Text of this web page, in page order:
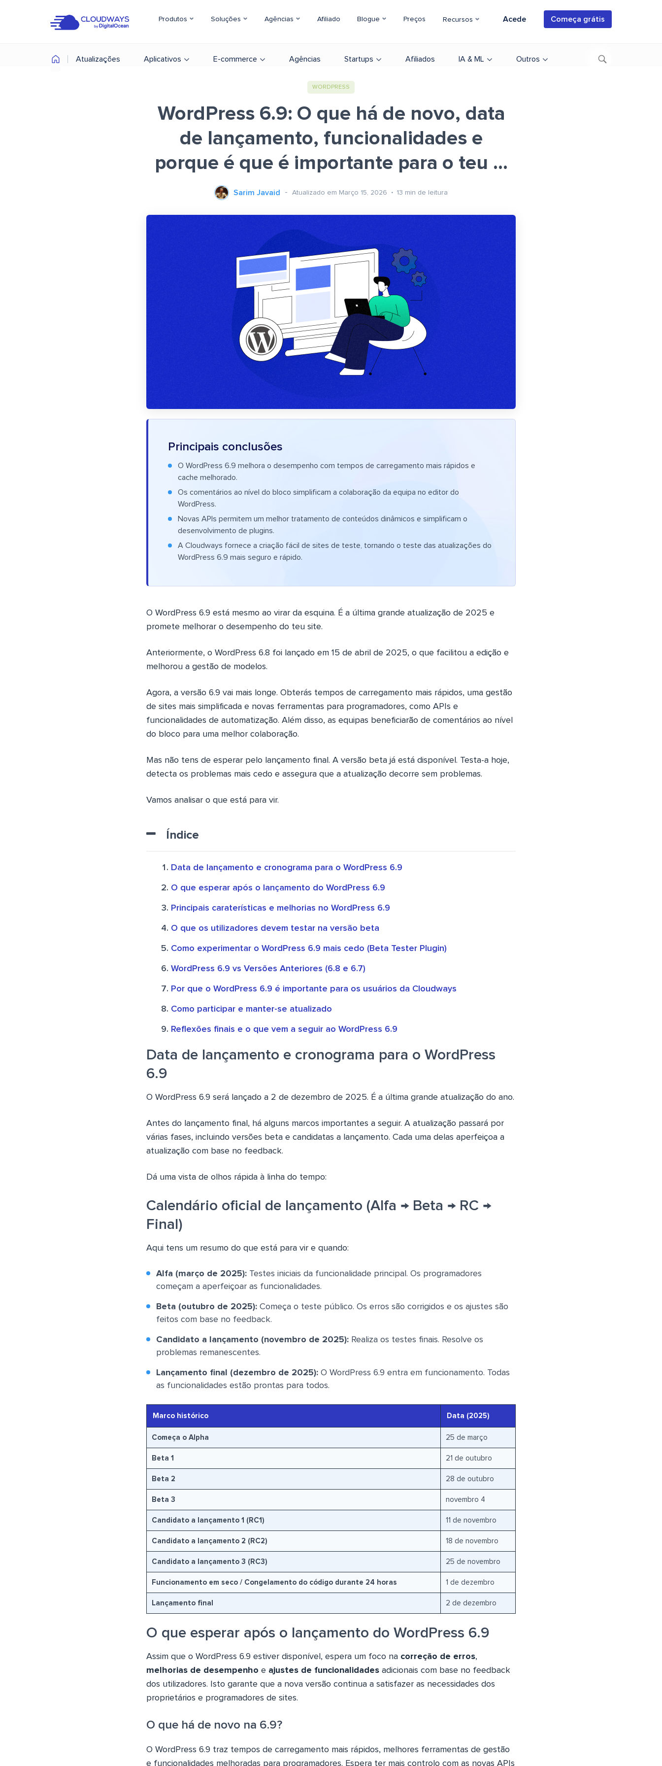
Produtos Soluções Agências Afiliado Blogue Preços Recursos Acede Começa grátis
Atualizações Aplicativos E-commerce Agências Startups Afiliados IA & ML Outros
WORDPRESS
WordPress 6.9: O que há de novo, data
de lançamento, funcionalidades e
porque é que é importante para o teu ...
Sarim Javaid Atualizado em Março 15, 2026 13 min de leitura
Principais conclusões
O WordPress 6.9 melhora o desempenho com tempos de carregamento mais rápidos e
cache melhorado.
Os comentários ao nível do bloco simplificam a colaboração da equipa no editor do
WordPress.
Novas APIs permitem um melhor tratamento de conteúdos dinâmicos e simplificam o
desenvolvimento de plugins.
A Cloudways fornece a criação fácil de sites de teste, tornando o teste das atualizações do
WordPress 6.9 mais seguro e rápido.
O WordPress 6.9 está mesmo ao virar da esquina. É a última grande atualização de 2025 e
promete melhorar o desempenho do teu site.
Anteriormente, o WordPress 6.8 foi lançado em 15 de abril de 2025, o que facilitou a edição e
melhorou a gestão de modelos.
Agora, a versão 6.9 vai mais longe. Obterás tempos de carregamento mais rápidos, uma gestão
de sites mais simplificada e novas ferramentas para programadores, como APIs e
funcionalidades de automatização. Além disso, as equipas beneficiarão de comentários ao nível
do bloco para uma melhor colaboração.
Mas não tens de esperar pelo lançamento final. A versão beta já está disponível. Testa-a hoje,
detecta os problemas mais cedo e assegura que a atualização decorre sem problemas.
Vamos analisar o que está para vir.
Índice
Data de lançamento e cronograma para o WordPress 6.9
O que esperar após o lançamento do WordPress 6.9
Principais caraterísticas e melhorias no WordPress 6.9
O que os utilizadores devem testar na versão beta
Como experimentar o WordPress 6.9 mais cedo (Beta Tester Plugin)
WordPress 6.9 vs Versões Anteriores (6.8 e 6.7)
Por que o WordPress 6.9 é importante para os usuários da Cloudways
Como participar e manter-se atualizado
Reflexões finais e o que vem a seguir ao WordPress 6.9
Data de lançamento e cronograma para o WordPress
6.9
O WordPress 6.9 será lançado a 2 de dezembro de 2025. É a última grande atualização do ano.
Antes do lançamento final, há alguns marcos importantes a seguir. A atualização passará por
várias fases, incluindo versões beta e candidatas a lançamento. Cada uma delas aperfeiçoa a
atualização com base no feedback.
Dá uma vista de olhos rápida à linha do tempo:
Calendário oficial de lançamento (Alfa → Beta → RC →
Final)
Aqui tens um resumo do que está para vir e quando:
Alfa (março de 2025): Testes iniciais da funcionalidade principal. Os programadores
começam a aperfeiçoar as funcionalidades.
Beta (outubro de 2025): Começa o teste público. Os erros são corrigidos e os ajustes são
feitos com base no feedback.
Candidato a lançamento (novembro de 2025): Realiza os testes finais. Resolve os
problemas remanescentes.
Lançamento final (dezembro de 2025): O WordPress 6.9 entra em funcionamento. Todas
as funcionalidades estão prontas para todos.
Marco histórico Data (2025)
Começa o Alpha 25 de março
Beta 1 21 de outubro
Beta 2 28 de outubro
Beta 3 novembro 4
Candidato a lançamento 1 (RC1) 11 de novembro
Candidato a lançamento 2 (RC2) 18 de novembro
Candidato a lançamento 3 (RC3) 25 de novembro
Funcionamento em seco / Congelamento do código durante 24 horas 1 de dezembro
Lançamento final 2 de dezembro
O que esperar após o lançamento do WordPress 6.9
Assim que o WordPress 6.9 estiver disponível, espera um foco na correção de erros,
melhorias de desempenho e ajustes de funcionalidades adicionais com base no feedback
dos utilizadores. Isto garante que a nova versão continua a satisfazer as necessidades dos
proprietários e programadores de sites.
O que há de novo na 6.9?
O WordPress 6.9 traz tempos de carregamento mais rápidos, melhores ferramentas de gestão
e funcionalidades melhoradas para programadores. Espera ter mais controlo com as novas APIs